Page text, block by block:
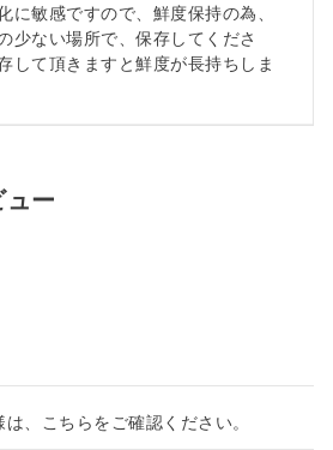
、こちらをご確認ください。
敏感ですので、鮮度保持の為、
少ない場所で、保存してくださ
て頂きますと鮮度が長持ちしま
ー